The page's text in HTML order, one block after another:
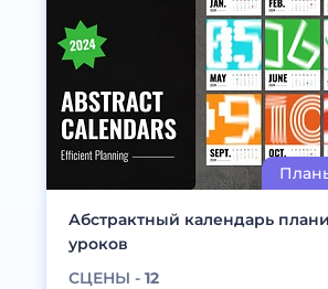
Абстрактный календарь
уроков
СЦЕНЫ - 12